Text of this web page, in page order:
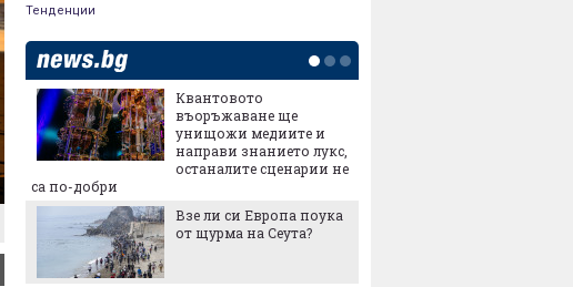
Тенденции
Квантовото
въоръжаване ще
унищожи медиите и
направи знанието лукс,
останалите сценарии не
са по-добри
Взе ли си Европа поука
от щурма на Сеута?